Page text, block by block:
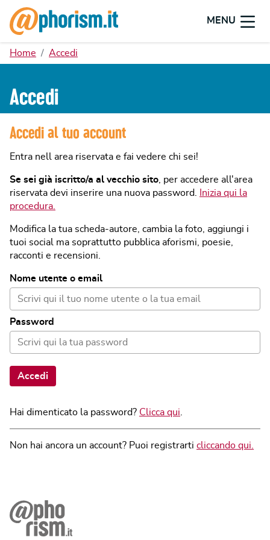
MENU
Home Accedi
Accedi
Accedi al tuo account
Entra nell area riservata e fai vedere chi sei!
Se sei già iscritto/a al vecchio sito , per accedere all'area
riservata devi inserire una nuova password.
Inizia qui la
procedura.
Modifica la tua scheda-autore, cambia la foto, aggiungi i
tuoi social ma soprattutto pubblica aforismi, poesie,
racconti e recensioni.
Nome utente o email
Password
Accedi
Hai dimenticato la password? Clicca qui
Non hai ancora un account? Puoi registrarti cliccando qui.